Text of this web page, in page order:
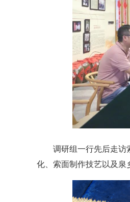
调研组一行先后走访索
化、索面制作技艺以及泉